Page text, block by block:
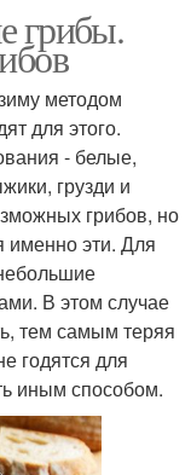
грибы.
методом
для этого.
- белые,
грузди и
грибов, но
именно эти. Для
В этом случае
тем самым теряя
годятся для
иным способом.